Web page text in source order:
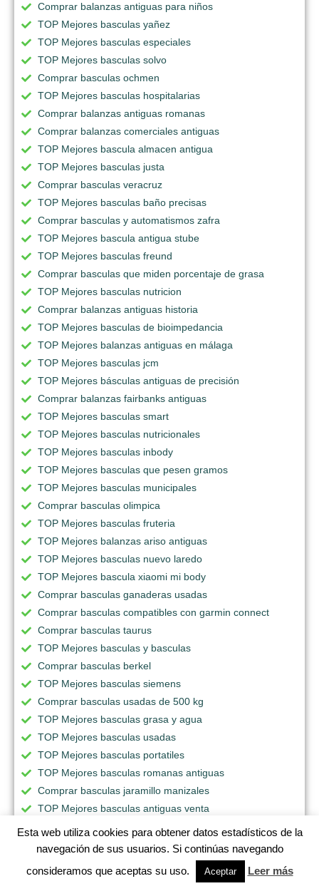
Comprar balanzas antiguas para niños
TOP Mejores basculas yañez
TOP Mejores basculas especiales
TOP Mejores basculas solvo
Comprar basculas ochmen
TOP Mejores basculas hospitalarias
Comprar balanzas antiguas romanas
Comprar balanzas comerciales antiguas
TOP Mejores bascula almacen antigua
TOP Mejores basculas justa
Comprar basculas veracruz
TOP Mejores basculas baño precisas
Comprar basculas y automatismos zafra
TOP Mejores bascula antigua stube
TOP Mejores basculas freund
Comprar basculas que miden porcentaje de grasa
TOP Mejores basculas nutricion
Comprar balanzas antiguas historia
TOP Mejores basculas de bioimpedancia
TOP Mejores balanzas antiguas en málaga
TOP Mejores basculas jcm
TOP Mejores básculas antiguas de precisión
Comprar balanzas fairbanks antiguas
TOP Mejores basculas smart
TOP Mejores basculas nutricionales
TOP Mejores basculas inbody
TOP Mejores basculas que pesen gramos
TOP Mejores basculas municipales
Comprar basculas olimpica
TOP Mejores basculas fruteria
TOP Mejores balanzas ariso antiguas
TOP Mejores basculas nuevo laredo
TOP Mejores bascula xiaomi mi body
Comprar basculas ganaderas usadas
Comprar basculas compatibles con garmin connect
Comprar basculas taurus
TOP Mejores basculas y basculas
Comprar basculas berkel
TOP Mejores basculas siemens
Comprar basculas usadas de 500 kg
TOP Mejores basculas grasa y agua
TOP Mejores basculas usadas
TOP Mejores basculas portatiles
TOP Mejores basculas romanas antiguas
Comprar basculas jaramillo manizales
TOP Mejores basculas antiguas venta
Comprar bascula antigua para personas
Comprar basculas jaz
Comprar basculas antiguas mexicanas
TOP Mejores basculas usadas para pesar ganado
Esta web utiliza cookies para obtener datos estadísticos de la
navegación de sus usuarios. Si continúas navegando
consideramos que aceptas su uso.
Aceptar Leer más